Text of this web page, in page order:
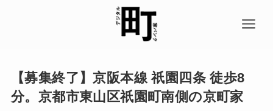
【募集終了】京阪本線 祇園四条 徒歩8
分。京都市東山区祇園町南側の京町家